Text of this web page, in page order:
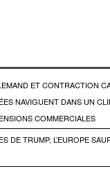
ET CONTRACTION
NAVIGUENT DANS UN
COMMERCIALES
DE TRUMP, L’EUROPE